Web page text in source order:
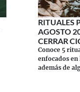
RITUALES
AGOSTO
CERRAR
ENERGÍA
Conoce 5
enfocados
además de